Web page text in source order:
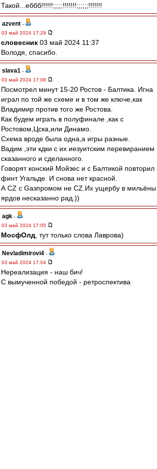
Такой...еббб!!!!!!;;;;;!!!!!!!;;;;;;!!!!!!!
azvent -
03 май 2024 17:29
словесник 03 май 2024 11:37
Володя, спасибо.
slava1 -
03 май 2024 17:08
Посмотрел минут 15-20 Ростов - Балтика. Игна
играл по той же схеме и в том же ключе,как
Владимир против того же Ростова.
Как будем играть в полуфинале ,как с
Ростовом,Цска,или Динамо.
Схема вроде была одна,а игры разные.
Вадим ,эти кдки с их иезуитским перевиранием
сказанного и сделанного.
Говорят конский Мойзес и с Балтикой повторил
финт Угальде. И снова нет красной.
А CZ с Gазпромом не CZ.Их ущербу в мильёны
ярдов несказанно рад.))
agk -
03 май 2024 17:05
МосфОлд , тут только слова Лаврова)
Nevladimirovi4 -
03 май 2024 17:04
Нереализация - наш бич!
С вымученной победой - ретроспектива